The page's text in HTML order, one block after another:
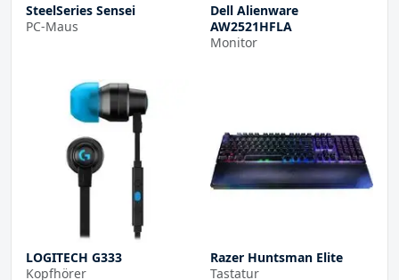
SteelSeries Sensei
PC-Maus
Dell Alienware
AW2521HFLA
Monitor
LOGITECH G333
Kopfhörer
Razer Huntsman Elite
Tastatur